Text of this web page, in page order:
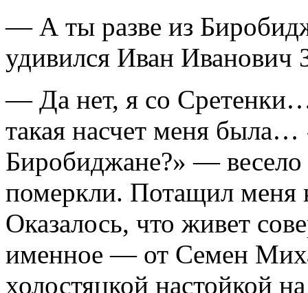
— А ты разве из
удивился Иван Иванович
— Да нет, я со
такая насчет меня была…
Биробиджане?» — весело
померкли. Потащил меня
Оказалось, что живет
именное — от Семен
холостяцкой настойкой